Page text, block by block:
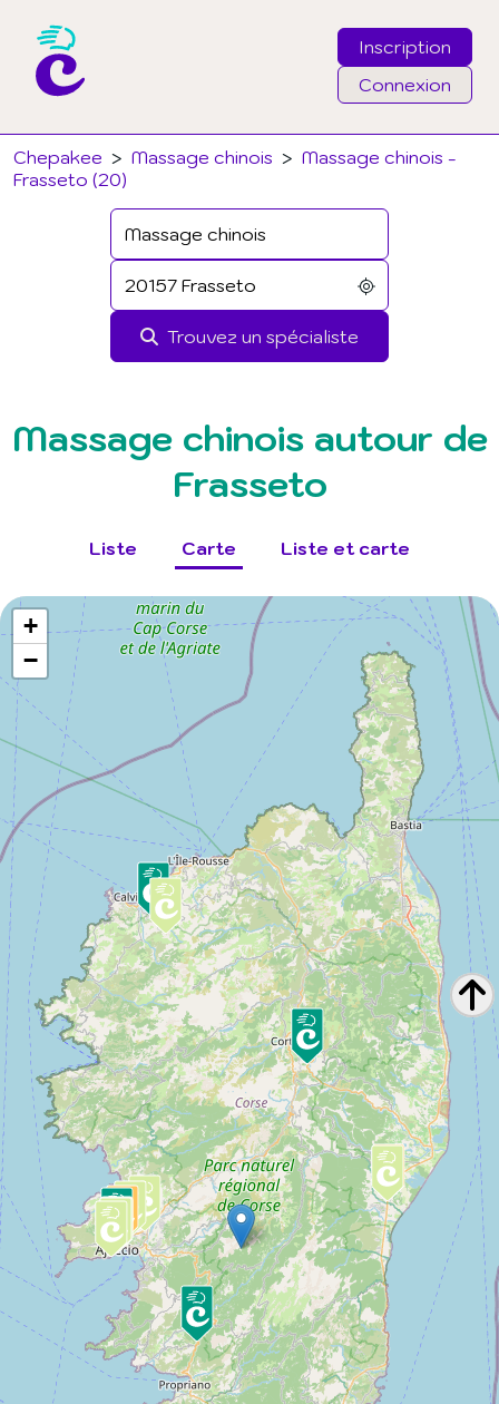
Inscription
Connexion
Chepakee > Massage chinois > Massage chinois -
Frasseto (20)
Trouvez un spécialiste
Email
Mot de passe
J'ai oublié mon mot de passe
Connexion
Massage chinois autour de
Frasseto
Liste Carte Liste et carte
+
−